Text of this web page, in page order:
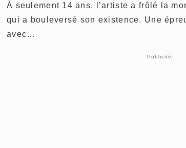
À seulement 14 ans, l’artiste a frôlé la
qui a bouleversé son existence. Une
avec…
Publicité: